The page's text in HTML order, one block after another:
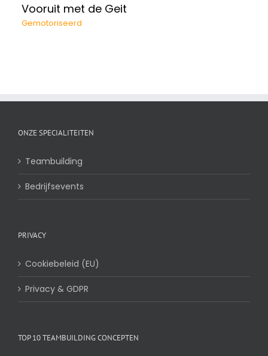
Vooruit met de Geit
Gemotoriseerd
ONZE SPECIALITEITEN
Teambuilding
Bedrijfsevents
PRIVACY
Cookiebeleid (EU)
Privacy & GDPR
TOP 10 TEAMBUILDING CONCEPTEN